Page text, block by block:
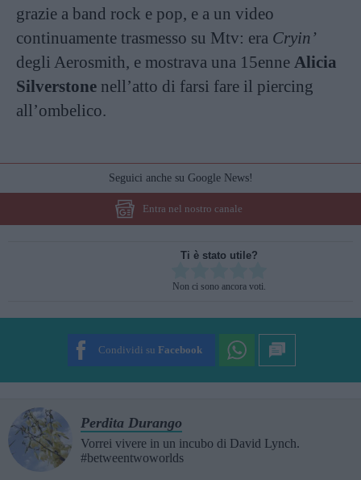
grazie a band rock e pop, e a un video
continuamente trasmesso su Mtv: era Cryin’
degli Aerosmith, e mostrava una 15enne Alicia
Silverstone nell’atto di farsi fare il piercing
all’ombelico.
Seguici anche su Google News!
Entra nel nostro canale
Ti è stato utile?
Non ci sono ancora voti.
Condividi su Facebook
Perdita Durango
Vorrei vivere in un incubo di David Lynch.
#betweentwoworlds